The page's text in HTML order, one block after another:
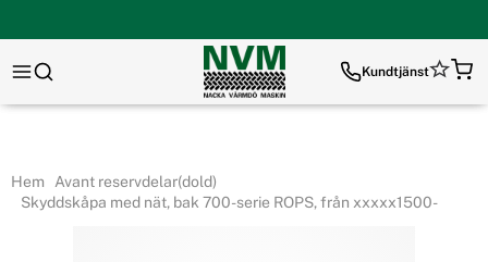
Kundtjänst
Hem
Avant reservdelar(dold)
Skyddskåpa med nät, bak 700-serie ROPS, från xxxxx1500-